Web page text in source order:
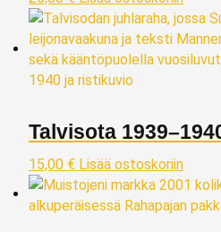
Talvisota
15,00 € Lisää ostoskoriin